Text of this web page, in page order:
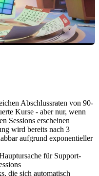
Abschlussraten von 90-
Kurse - aber nur, wenn
Sessions erscheinen
wird bereits nach 3
aufgrund exponentieller
für Support-
die sich automatisch